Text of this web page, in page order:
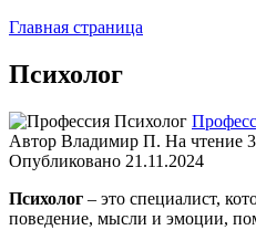
Главная страница
Психолог
Автор Владимир П. На чтение
Опубликовано 21.11.2024
Психолог – это специалист,
поведение, мысли и эмоции,